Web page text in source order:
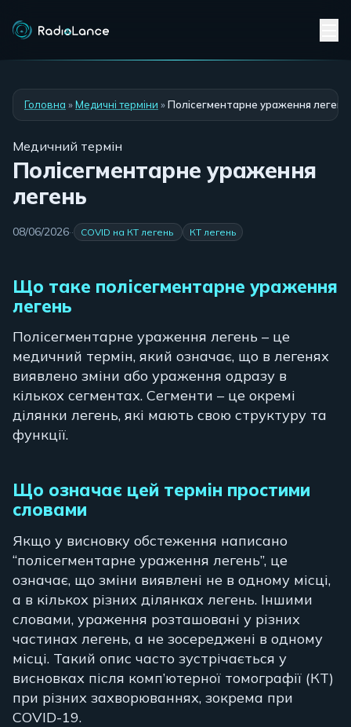
Головна »Медичні терміни »Полісегментарне ураження легень
Медичний термін
Полісегментарне ураження
легень
08/06/2026·· COVID на КТ легень КТ легень
Що таке полісегментарне ураження
легень
Полісегментарне ураження легень – це
медичний термін, який означає, що в легенях
виявлено зміни або ураження одразу в
кількох сегментах. Сегменти – це окремі
ділянки легень, які мають свою структуру та
функції.
Що означає цей термін простими
словами
Якщо у висновку обстеження написано
“полісегментарне ураження легень”, це
означає, що зміни виявлені не в одному місці,
а в кількох різних ділянках легень. Іншими
словами, ураження розташовані у різних
частинах легень, а не зосереджені в одному
місці. Такий опис часто зустрічається у
висновках після комп’ютерної томографії (КТ)
при різних захворюваннях, зокрема при
COVID-19.